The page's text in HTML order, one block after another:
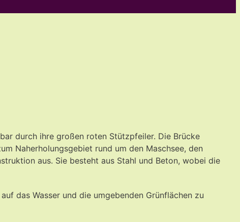
durch ihre großen roten Stützpfeiler. Die Brücke
Naherholungsgebiet rund um den Maschsee, den
aus. Sie besteht aus Stahl und Beton, wobei die
das Wasser und die umgebenden Grünflächen zu